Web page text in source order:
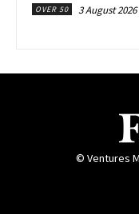
OVER 50 3 August 2026
© Ventures